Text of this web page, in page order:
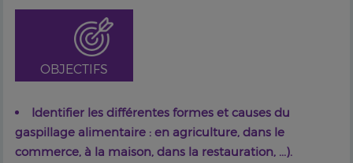
OBJECTIFS
Identifier les différentes formes et causes du
gaspillage alimentaire : en agriculture, dans le
commerce, à la maison, dans la restauration, ...).